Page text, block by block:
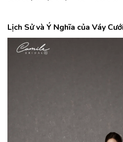
Lịch Sử và Ý Nghĩa của Váy